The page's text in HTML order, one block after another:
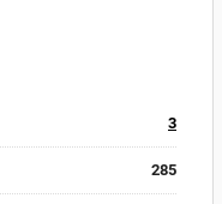
3
285